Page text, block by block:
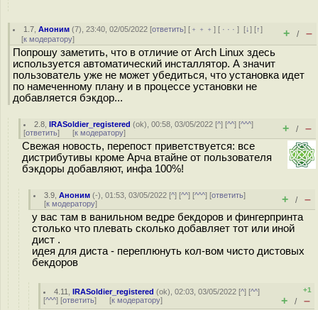
1.7 ,Аноним (7), 23:40, 02/05/2022 [ответить] [ ﹢﹢﹢] [ · · ·][↓] [↑]
[к модератору] + / –
Попрошу заметить, что в отличие от Arch Linux здесь
используется автоматический инсталлятор. А значит
пользователь уже не может убедиться, что установка идет
по намеченному плану и в процессе установки не
добавляется бэкдор...
2.8 ,IRASoldier_registered (ok), 00:58, 03/05/2022 [^] [^^] [^^^]
[ответить] [к модератору] + / –
Свежая новость, перепост приветствуется: все
дистрибутивы кроме Арча втайне от пользователя
бэкдоры добавляют, инфа 100%!
3.9 ,Аноним (-), 01:53, 03/05/2022 [^] [^^] [^^^] [ответить]
[к модератору] + / –
у вас там в ванильном ведре бекдоров и фингерпринта
столько что плевать сколько добавляет тот или иной
дист .
идея для диста - переплюнуть кол-вом чисто дистовых
бекдоров
4.11 ,IRASoldier_registered (ok), 02:03, 03/05/2022 [^] [^^]
[^^^] [ответить] [к модератору]
+1
+ / –